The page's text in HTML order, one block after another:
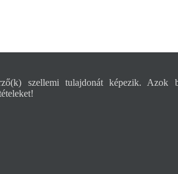
szellemi tulajdonát képezik. Azok